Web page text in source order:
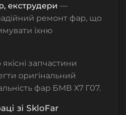
екструдери —
ремонт фар, що
їхню
запчастини
оригінальний
фар БМВ Х7 Г07.
зі SkloFar